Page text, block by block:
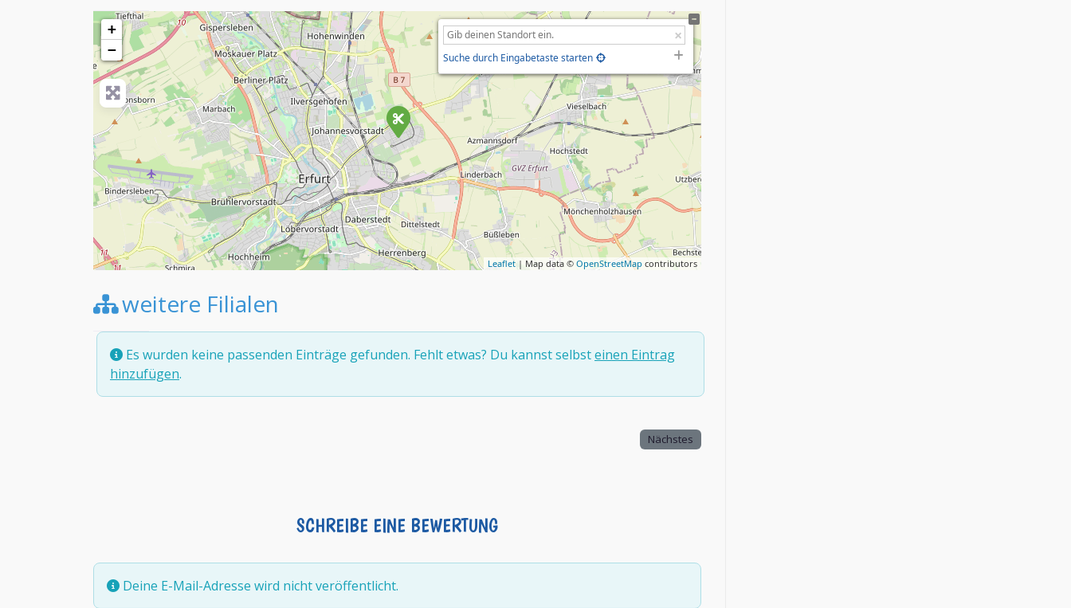
+
−
Suche durch Eingabetaste starten
Leaflet | Map data ©OpenStreetMap contributors
weitere Filialen
Es wurden keine passenden Einträge gefunden. Fehlt etwas? Du kannst selbsteinen Eintrag
hinzufügen.
Nächstes
SCHREIBE EINE BEWERTUNG
Deine E-Mail-Adresse wird nicht veröffentlicht.